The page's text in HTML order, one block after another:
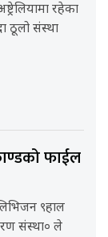
रहेका
ठूलो संस्था
फाईल
९हाल
संस्था० ले